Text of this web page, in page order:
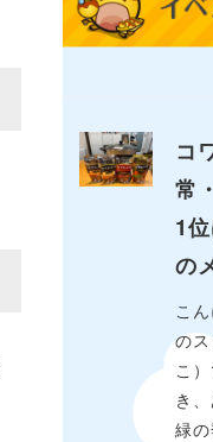
コ
常
1
の
こ
の
こ
き
緑